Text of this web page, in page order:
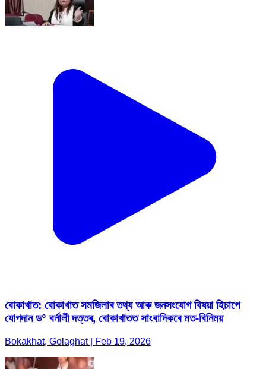
বোকাখাত: বোকাখাত সমজিলাৰ তথ্য আৰু জনসংযোগ বিষয়া হিচাপে
যোগদান ড° বৰ্নালী দত্তৰ, বোকাখাতত সাংবাদিকৰে মত-বিনিময়
Bokakhat, Golaghat | Feb 19, 2026